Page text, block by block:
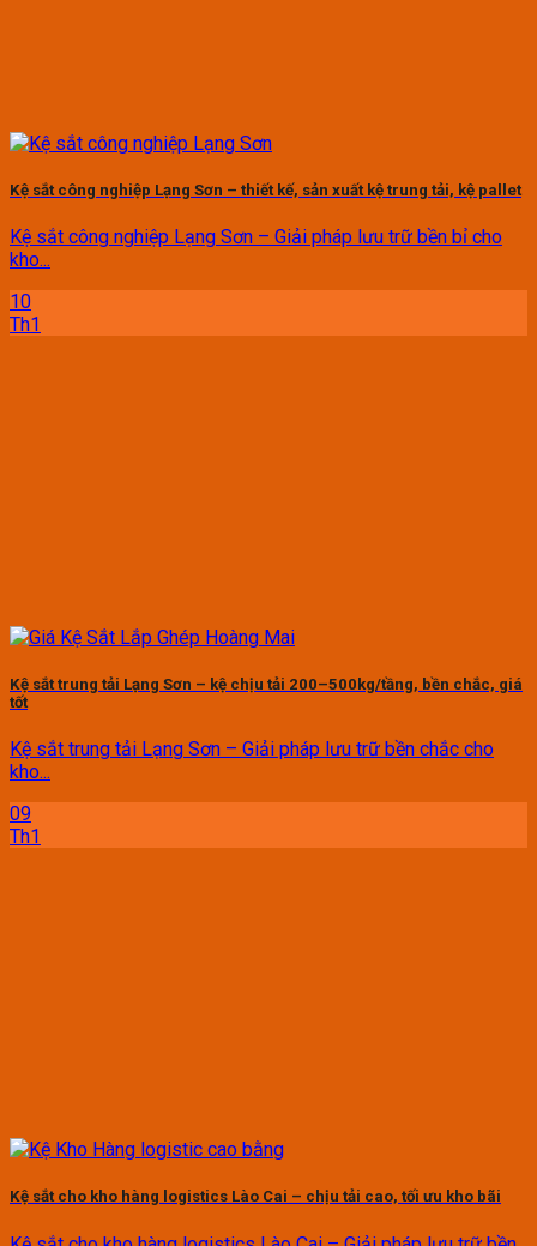
Kệ sắt công nghiệp Lạng Sơn – thiết kế, sản xuất kệ trung tải, kệ pallet
Kệ sắt công nghiệp Lạng Sơn – Giải pháp lưu trữ bền bỉ cho
kho...
10
Th1
Kệ sắt trung tải Lạng Sơn – kệ chịu tải 200–500kg/tầng, bền chắc, giá
tốt
Kệ sắt trung tải Lạng Sơn – Giải pháp lưu trữ bền chắc cho
kho...
09
Th1
Kệ sắt cho kho hàng logistics Lào Cai – chịu tải cao, tối ưu kho bãi